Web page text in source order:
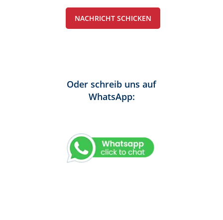
NACHRICHT SCHICKEN
Oder schreib uns auf
WhatsApp: